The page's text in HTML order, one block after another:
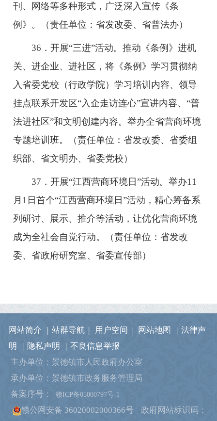
刊、网络等多种形式，广泛深入宣传《条
例》。（责任单位：省发改委、省普法办）
36．开展“三进”活动。推动《条例》进机
关、进企业、进社区，将《条例》学习贯彻纳
入省委党校（行政学院）学习培训内容、领导
挂点联系开发区“入企走访连心”宣讲内容、“普
法进社区”和文明创建内容。举办全省营商环境
专题培训班。（责任单位：省发改委、省委组
织部、省文明办、省委党校）
37．开展“江西营商环境日”活动。举办11
月1日首个“江西营商环境日”活动，精心筹备系
列研讨、展示、推介等活动，让优化营商环境
成为全社会自觉行动。（责任单位：省发改
委、省政府研究室、省委宣传部）
网站简介 | 站群导航 | 用户空间 | 网站地图 | 法律声
明
| 隐私声明 | 不良信息举报
主办单位：景德镇市人民政府办公室
承办单位：景德镇市政务服务管理局
备案序号：
赣ICP备05000797号-1
赣公网安备 36020002000366号 政府网站标识码：